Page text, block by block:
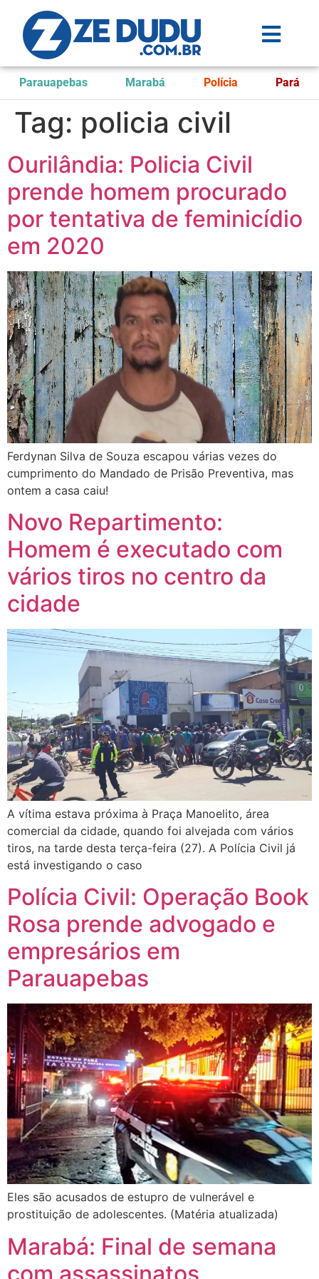
Parauapebas Marabá Polícia Pará
Tag: policia civil
Ourilândia: Policia Civil
prende homem procurado
por tentativa de feminicídio
em 2020
Ferdynan Silva de Souza escapou várias vezes do
cumprimento do Mandado de Prisão Preventiva, mas
ontem a casa caiu!
Novo Repartimento:
Homem é executado com
vários tiros no centro da
cidade
A vítima estava próxima à Praça Manoelito, área
comercial da cidade, quando foi alvejada com vários
tiros, na tarde desta terça-feira (27). A Polícia Civil já
está investigando o caso
Polícia Civil: Operação Book
Rosa prende advogado e
empresários em
Parauapebas
Eles são acusados de estupro de vulnerável e
prostituição de adolescentes. (Matéria atualizada)
Marabá: Final de semana